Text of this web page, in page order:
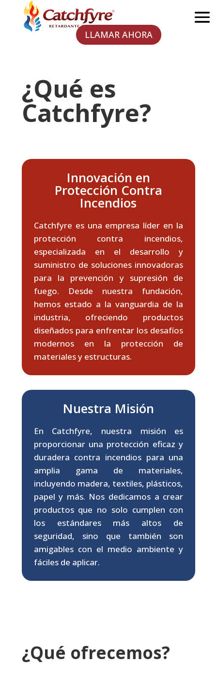
LLAMAR AHORA
¿Qué es
Catchfyre?
Innovación en
Protección Contra
Incendios
Catchfyre es una empresa líder en la
protección contra incendios,
especializada en el desarrollo y
suministro de soluciones innovadoras
para la prevención y supresión de
fuego. Desde nuestra fundación,
hemos estado a la vanguardia de la
industria, ofreciendo productos
diseñados para enfrentar los desafíos
modernos en la protección de
materiales y estructuras.
Nuestra Misión
En Catchfyre, nuestra misión es
proporcionar una protección eficaz y
duradera contra incendios para una
amplia gama de materiales,
incluyendo madera, textiles, plásticos,
papel y más. Nos dedicamos a crear
productos que no solo cumplen con
los estándares más altos de
seguridad, sino que también son
amigables con el medio ambiente y
fáciles de aplicar.
¿Qué ofrecemos?